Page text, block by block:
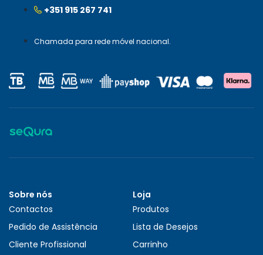
+351 915 267 741
Chamada para rede móvel nacional.
Sobre nós
Contactos
Pedido de Assistência
Cliente Profissional
Loja
Produtos
Lista de Desejos
Carrinho